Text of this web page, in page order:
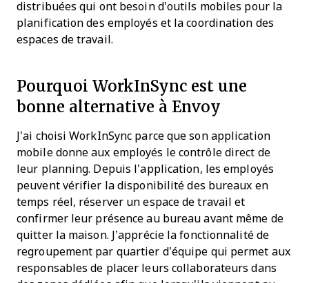
distribuées qui ont besoin d’outils mobiles pour la
planification des employés et la coordination des
espaces de travail.
Pourquoi WorkInSync est une
bonne alternative à Envoy
J’ai choisi WorkInSync parce que son application
mobile donne aux employés le contrôle direct de
leur planning. Depuis l’application, les employés
peuvent vérifier la disponibilité des bureaux en
temps réel, réserver un espace de travail et
confirmer leur présence au bureau avant même de
quitter la maison. J’apprécie la fonctionnalité de
regroupement par quartier d’équipe qui permet aux
responsables de placer leurs collaborateurs dans